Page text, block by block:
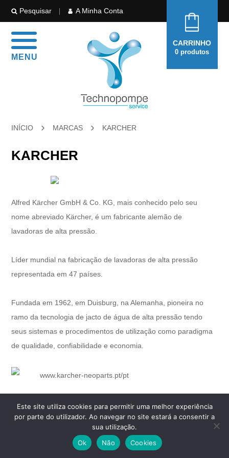
Pesquisar A Minha Conta
MENU
CARRINHO
0 produtos
INÍCIO › MARCAS › KARCHER
KARCHER
Alfred Kärcher GmbH & Co. KG, mais conhecido pelo seu
nome abreviado Kärcher, é um fabricante alemão de
lavadoras de alta pressão.
Líder mundial na fabricação de lavadoras de alta pressão
representada em 47 países.
Fundada em 1962, em Duisburg, na Alemanha, pioneira no
ramo da tecnologia de jacto de água de alta pressão tendo
seus sistemas e procedimentos de utilização como paradigma
de qualidade, confiabilidade e economia.
www.karcher-neoparts.pt/pt
Este site utiliza cookies para permitir uma melhor experiência
por parte do utilizador. Ao navegar no site estará a consentir a
sua utilização.
Ok
Não Cookies